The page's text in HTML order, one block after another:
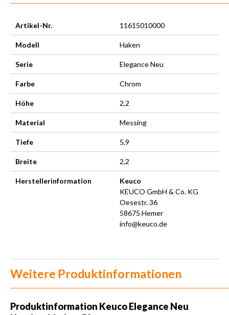
Artikel-Nr. 11615010000
Modell Haken
Serie Elegance Neu
Farbe Chrom
Höhe 2,2
Material Messing
Tiefe 5,9
Breite 2,2
Herstellerinformation
Keuco
KEUCO GmbH & Co. KG
Oesestr. 36
58675 Hemer
info@keuco.de
Weitere Produktinformationen
Produktinformation Keuco Elegance Neu